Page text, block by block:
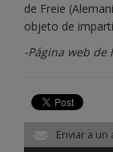
de Freie
objeto de
-Página web de
Enviar a un